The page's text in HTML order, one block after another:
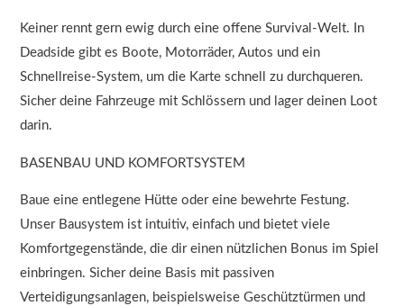
Keiner rennt gern ewig durch eine offene Survival-Welt. In
Deadside gibt es Boote, Motorräder, Autos und ein
Schnellreise-System, um die Karte schnell zu durchqueren.
Sicher deine Fahrzeuge mit Schlössern und lager deinen Loot
darin.
BASENBAU UND KOMFORTSYSTEM
Baue eine entlegene Hütte oder eine bewehrte Festung.
Unser Bausystem ist intuitiv, einfach und bietet viele
Komfortgegenstände, die dir einen nützlichen Bonus im Spiel
einbringen. Sicher deine Basis mit passiven
Verteidigungsanlagen, beispielsweise Geschütztürmen und